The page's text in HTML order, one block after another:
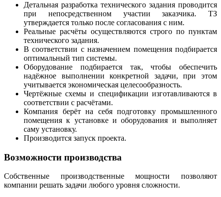
Детальная разработка технического задания проводится
при непосредственном участии заказчика. ТЗ
утверждается только после согласования с ним.
Реальные расчёты осуществляются строго по пунктам
технического задания.
В соответствии с назначением помещения подбирается
оптимальный тип системы.
Оборудование подбирается так, чтобы обеспечить
надёжное выполнении конкретной задачи, при этом
учитывается экономическая целесообразность.
Чертёжные схемы и спецификации изготавливаются в
соответствии с расчётами.
Компания берёт на себя подготовку промышленного
помещения к установке и оборудования и выполняет
саму установку.
Производится запуск проекта.
Возможности производства
Собственные производственные мощности позволяют
компании решать задачи любого уровня сложности.